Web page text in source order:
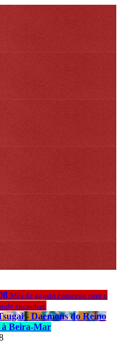
Mês de agosto começou com o
encontrar.
- Daemons do Reino
à Beira-Mar